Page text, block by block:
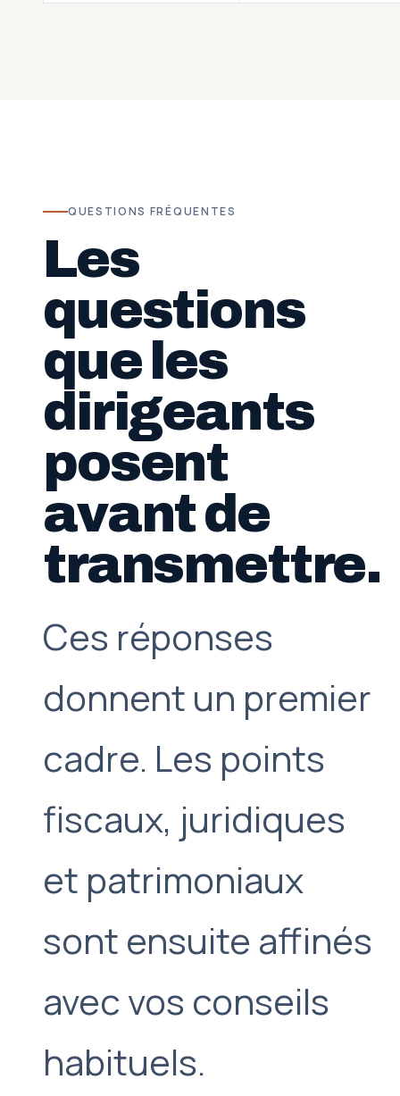
QUESTIONS FRÉQUENTES
Les
questions
que les
dirigeants
posent
avant de
transmettre.
Ces réponses
donnent un premier
cadre. Les points
fiscaux, juridiques
et patrimoniaux
sont ensuite affinés
avec vos conseils
habituels.